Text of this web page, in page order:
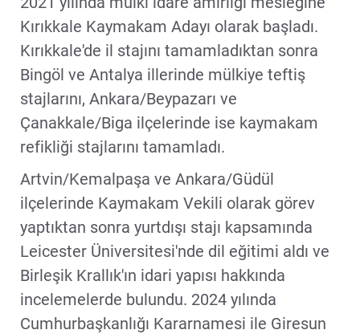
Kırıkkale Kaymakam Adayı olarak başladı.
Kırıkkale'de il stajını tamamladıktan sonra
Bingöl ve Antalya illerinde mülkiye teftiş
stajlarını, Ankara/Beypazarı ve
Çanakkale/Biga ilçelerinde ise kaymakam
refikliği stajlarını tamamladı.
Artvin/Kemalpaşa ve Ankara/Güdül
ilçelerinde Kaymakam Vekili olarak görev
yaptıktan sonra yurtdışı stajı kapsamında
Leicester Üniversitesi'nde dil eğitimi aldı ve
Birleşik Krallık'ın idari yapısı hakkında
incelemelerde bulundu. 2024 yılında
Cumhurbaşkanlığı Kararnamesi ile Giresun